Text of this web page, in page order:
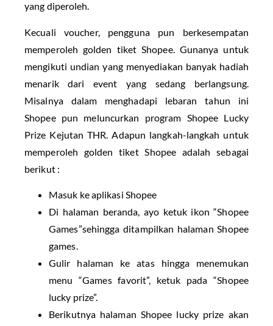
yang diperoleh.
Kecuali voucher, pengguna pun berkesempatan
memperoleh golden tiket Shopee. Gunanya untuk
mengikuti undian yang menyediakan banyak hadiah
menarik dari event yang sedang berlangsung.
Misalnya dalam menghadapi lebaran tahun ini
Shopee pun meluncurkan program Shopee Lucky
Prize Kejutan THR. Adapun langkah-langkah untuk
memperoleh golden tiket Shopee adalah sebagai
berikut :
Masuk ke aplikasi Shopee
Di halaman beranda, ayo ketuk ikon “Shopee
Games”sehingga ditampilkan halaman Shopee
games.
Gulir halaman ke atas hingga menemukan
menu “Games favorit”, ketuk pada “Shopee
lucky prize”.
Berikutnya halaman Shopee lucky prize akan